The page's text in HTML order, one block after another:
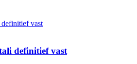
definitief vast